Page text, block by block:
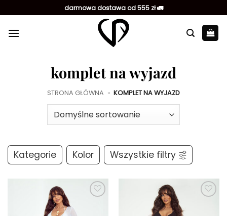
do
zawartości
darmowa dostawa od 555 zł 🚛
komplet na wyjazd
STRONA GŁÓWNA » KOMPLET NA WYJAZD
Kategorie Kolor Wszystkie filtry
ulubionych
ulubionych